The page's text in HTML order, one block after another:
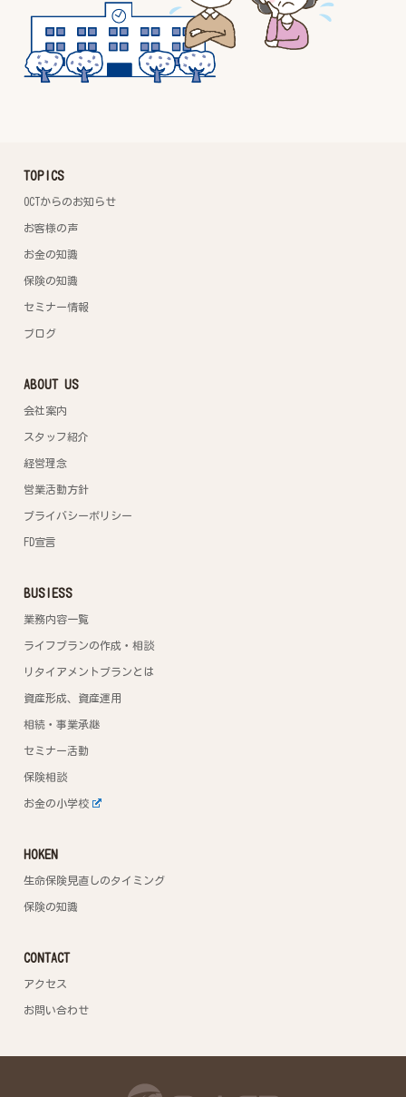
TOPICS
OCTからのお知らせ
お客様の声
お金の知識
保険の知識
セミナー情報
ブログ
ABOUT US
会社案内
スタッフ紹介
経営理念
営業活動方針
プライバシーポリシー
FD宣言
BUSIESS
業務内容一覧
ライフプランの作成・相談
リタイアメントプランとは
資産形成、資産運用
相続・事業承継
セミナー活動
保険相談
お金の小学校
HOKEN
生命保険見直しのタイミング
保険の知識
CONTACT
アクセス
お問い合わせ